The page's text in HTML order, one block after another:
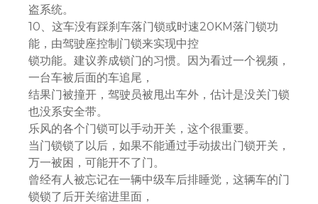
盗系统。
10、这车没有踩刹车落门锁或时速20KM落门锁功
能，由驾驶座控制门锁来实现中控
锁功能。建议养成锁门的习惯。因为看过一个视频，
一台车被后面的车追尾，
结果门被撞开，驾驶员被甩出车外，估计是没关门锁
也没系安全带。
乐风的各个门锁可以手动开关，这个很重要。
当门锁锁了以后，如果不能通过手动拔出门锁开关，
万一被困，可能开不了门。
曾经有人被忘记在一辆中级车后排睡觉，这辆车的门
锁锁了后开关缩进里面，